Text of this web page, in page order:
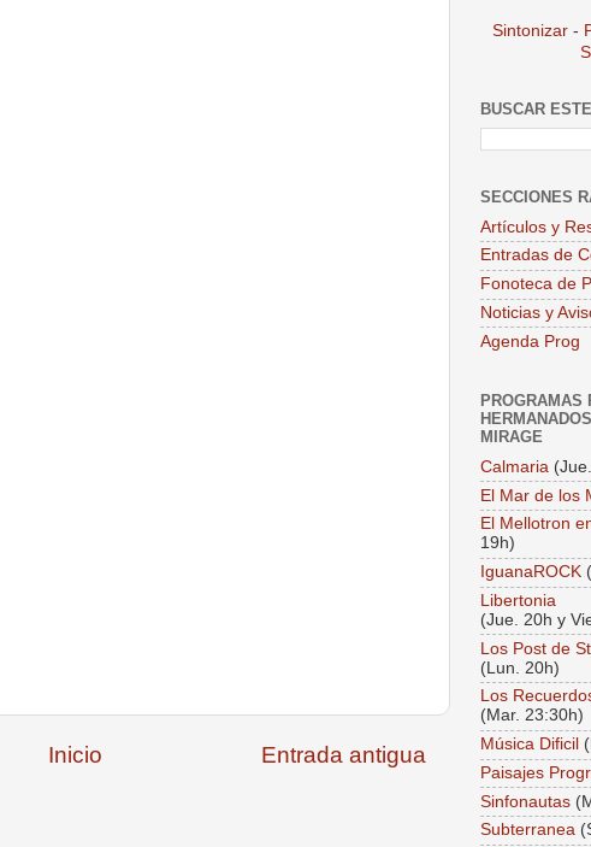
Entrada antigua
Inicio
Sintonizar -
BUSCAR
SECCIONES
Artículos y
Entradas de
Fonoteca de
Noticias y
Agenda Prog
PROGRAMAS
MIRAGE
Calmaria
El Mar de los
El Mellotron
19h)
IguanaROCK
Libertonia
(Jue. 20h y
Los Post de
(Lun. 20h)
Los
(Mar. 23:30h)
Música Dificil
Paisajes
Sinfonautas
Subterranea